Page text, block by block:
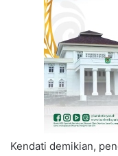
Kendati demikian,